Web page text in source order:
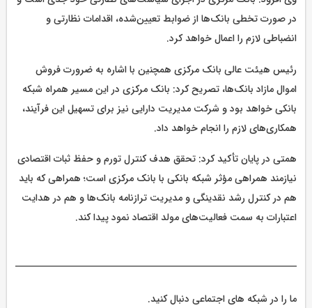
در صورت تخطی بانک‌ها از ضوابط تعیین‌شده، اقدامات نظارتی و
انضباطی لازم را اعمال خواهد کرد.
رئیس هیئت عالی بانک مرکزی همچنین با اشاره به ضرورت فروش
اموال مازاد بانک‌ها، تصریح کرد: بانک مرکزی در این مسیر همراه شبکه
بانکی خواهد بود و شرکت مدیریت دارایی نیز برای تسهیل این فرآیند،
همکاری‌های لازم را انجام خواهد داد.
همتی در پایان تأکید کرد: تحقق هدف کنترل تورم و حفظ ثبات اقتصادی
نیازمند همراهی مؤثر شبکه بانکی با بانک مرکزی است؛ همراهی‌ که باید
هم در کنترل رشد نقدینگی و مدیریت ترازنامه بانک‌ها و هم در هدایت
اعتبارات به سمت فعالیت‌های مولد اقتصاد نمود پیدا کند.
ما را در شبکه های اجتماعی دنبال کنید.